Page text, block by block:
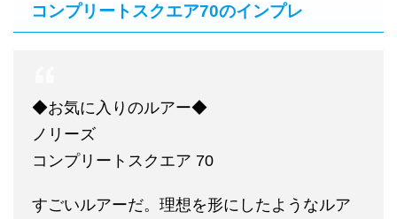
コンプリートスクエア70のインプレ
◆お気に入りのルアー◆
ノリーズ
コンプリートスクエア 70
すごいルアーだ。理想を形にしたようなルア